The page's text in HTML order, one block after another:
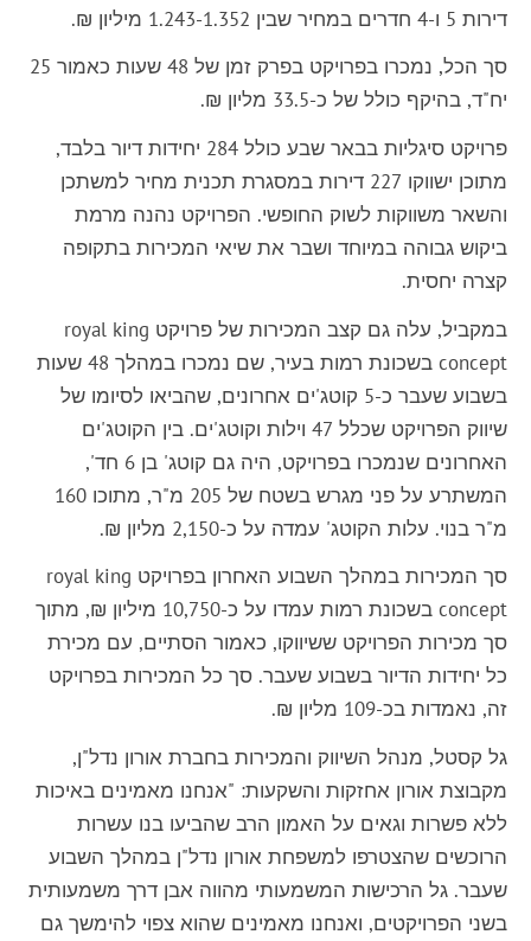
דירות 5 ו-4 חדרים במחיר שבין 1.243-1.352 מיליון ₪.
סך הכל, נמכרו בפרויקט בפרק זמן של 48 שעות כאמור 25
יח"ד, בהיקף כולל של כ-33.5 מליון ₪.
פרויקט סיגליות בבאר שבע כולל 284 יחידות דיור בלבד,
מתוכן ישווקו 227 דירות במסגרת תכנית מחיר למשתכן
והשאר משווקות לשוק החופשי. הפרויקט נהנה מרמת
ביקוש גבוהה במיוחד ושבר את שיאי המכירות בתקופה
קצרה יחסית.
במקביל, עלה גם קצב המכירות של פרויקט royal king
concept בשכונת רמות בעיר, שם נמכרו במהלך 48 שעות
בשבוע שעבר כ-5 קוטג'ים אחרונים, שהביאו לסיומו של
שיווק הפרויקט שכלל 47 וילות וקוטג'ים. בין הקוטג'ים
האחרונים שנמכרו בפרויקט, היה גם קוטג' בן 6 חד',
המשתרע על פני מגרש בשטח של 205 מ"ר, מתוכו 160
מ"ר בנוי. עלות הקוטג' עמדה על כ-2,150 מליון ₪.
סך המכירות במהלך השבוע האחרון בפרויקט royal king
concept בשכונת רמות עמדו על כ-10,750 מיליון ₪, מתוך
סך מכירות הפרויקט ששיווקו, כאמור הסתיים, עם מכירת
כל יחידות הדיור בשבוע שעבר. סך כל המכירות בפרויקט
זה, נאמדות בכ-109 מליון ₪.
גל קסטל, מנהל השיווק והמכירות בחברת אורון נדל"ן,
מקבוצת אורון אחזקות והשקעות: "אנחנו מאמינים באיכות
ללא פשרות וגאים על האמון הרב שהביעו בנו עשרות
הרוכשים שהצטרפו למשפחת אורון נדל"ן במהלך השבוע
שעבר. גל הרכישות המשמעותי מהווה אבן דרך משמעותית
בשני הפרויקטים, ואנחנו מאמינים שהוא צפוי להימשך גם